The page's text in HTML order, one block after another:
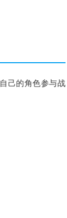
己的角色参与战